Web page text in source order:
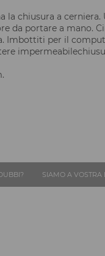
la chiusura a cerniera.
da portare a mano.
Imbottiti per il
SIAMO A VOSTRA